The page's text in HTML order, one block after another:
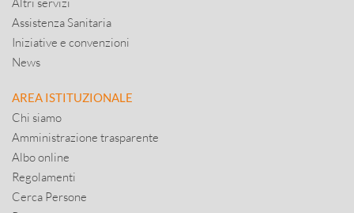
Assistenza Sanitaria
Iniziative e convenzioni
News
AREA ISTITUZIONALE
Chi siamo
Amministrazione trasparente
Albo online
Regolamenti
Cerca Persone